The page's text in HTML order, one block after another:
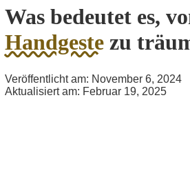
Was bedeutet es,
Handgeste zu
Veröffentlicht am: November 6, 2024
Aktualisiert am: Februar 19, 2025